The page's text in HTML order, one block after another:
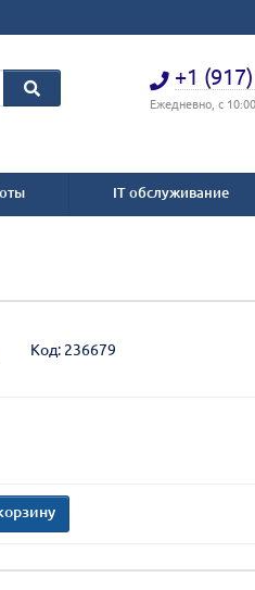
+1
Ежедневно, с
IT обслуживание
Код: 236679